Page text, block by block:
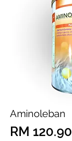
Aminoleban
RM 120.90